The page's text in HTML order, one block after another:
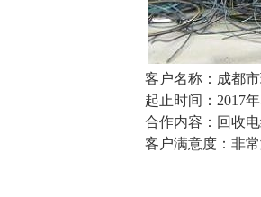
客户名称：成都
起止时间：2017
合作内容：回收
客户满意度：非